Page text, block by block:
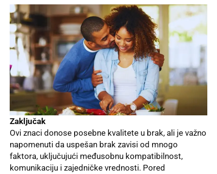
Zaključak
Ovi znaci donose posebne kvalitete u brak, ali je važno
napomenuti da uspešan brak zavisi od mnogo
faktora, uključujući međusobnu kompatibilnost,
komunikaciju i zajedničke vrednosti. Pored